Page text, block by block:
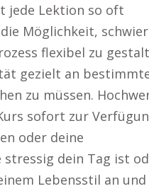
jede Lektion so oft
Möglichkeit,
flexibel zu
gezielt an
zu müssen.
sofort zur
oder deine
dein Tag ist
Lebensstil an und